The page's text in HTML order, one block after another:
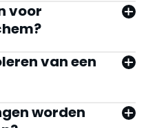
voor
van een
worden